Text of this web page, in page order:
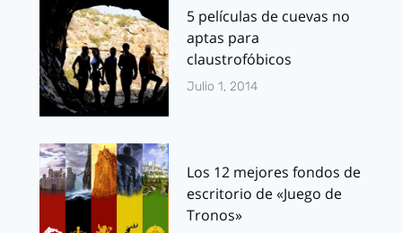
5 películas de cuevas no
aptas para
claustrofóbicos
Julio 1, 2014
Los 12 mejores fondos de
escritorio de «Juego de
Tronos»